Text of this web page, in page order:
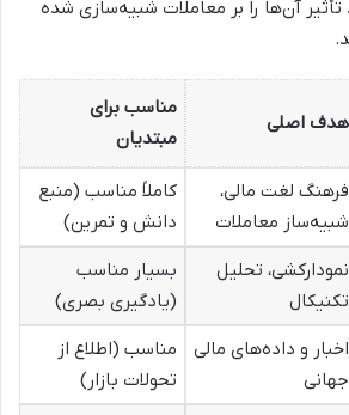
آن‌ها را بر معاملات شبیه‌سازی شده
هدف اصلی
مناسب برای
مبتدیان
فرهنگ لغت مالی،
شبیه‌ساز معاملات
کاملاً مناسب (منبع
دانش و تمرین)
نمودارکشی، تحلیل
تکنیکال
بسیار مناسب
(یادگیری بصری)
اخبار و داده‌های مالی
جهانی
مناسب (اطلاع از
تحولات بازار)